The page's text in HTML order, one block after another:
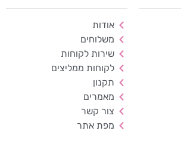
אודות
משלוחים
שירות לקוחות
לקוחות ממליצים
תקנון
מאמרים
צור קשר
מפת אתר